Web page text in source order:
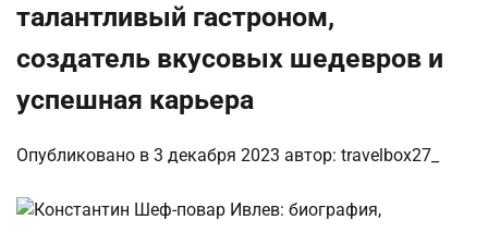
талантливый гастроном,
создатель вкусовых шедевров и
успешная карьера
Опубликовано в 3 декабря 2023 автор: travelbox27_